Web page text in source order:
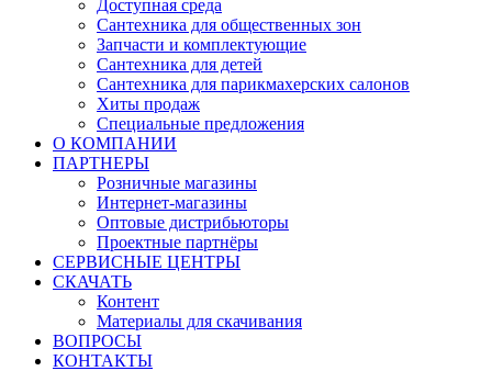
Доступная среда
Cантехника для общественных зон
Запчасти и комплектующие
Сантехника для детей
Сантехника для парикмахерских салонов
Хиты продаж
Специальные предложения
О КОМПАНИИ
ПАРТНЕРЫ
Розничные магазины
Интернет-магазины
Оптовые дистрибьюторы
Проектные партнёры
СЕРВИСНЫЕ ЦЕНТРЫ
СКАЧАТЬ
Контент
Материалы для скачивания
ВОПРОСЫ
КОНТАКТЫ